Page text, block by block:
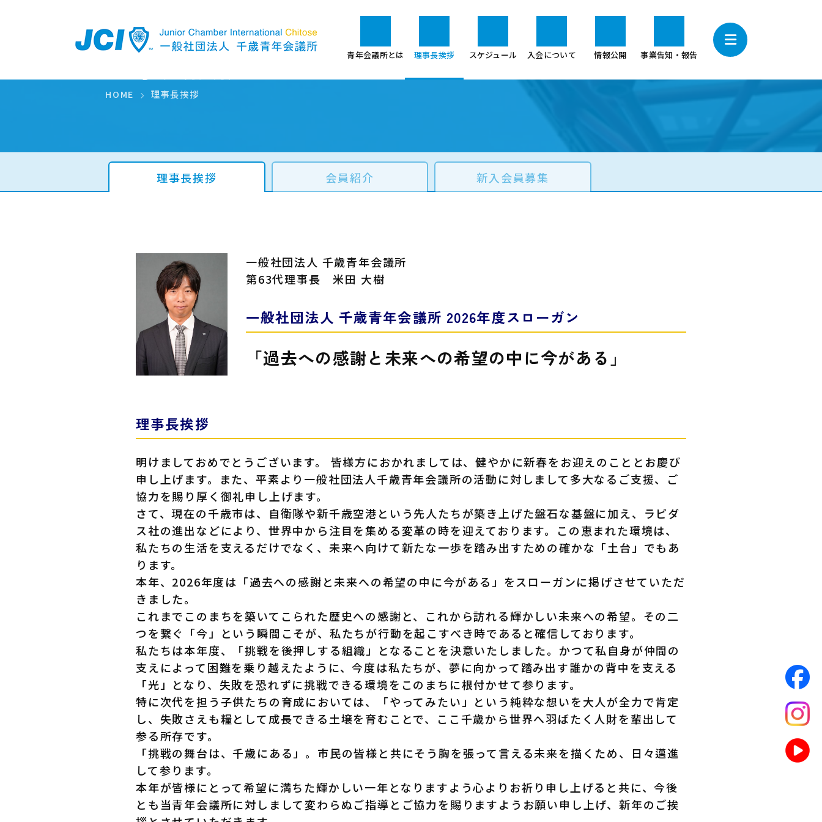
青年会議所とは 理事長挨拶 スケジュール 入会について 情報公開 事業告知・報告
理事長挨拶
HOME 理事長挨拶
理事長挨拶 会員紹介 新入会員募集
一般社団法人 千歳青年会議所
第63代理事長 米田 大樹
一般社団法人 千歳青年会議所 2026年度スローガン
「過去への感謝と未来への希望の中に今がある」
理事長挨拶
明けましておめでとうございます。 皆様方におかれましては、健やかに新春をお迎えのこととお慶び
申し上げます。また、平素より一般社団法人千歳青年会議所の活動に対しまして多大なるご支援、ご
協力を賜り厚く御礼申し上げます。
さて、現在の千歳市は、自衛隊や新千歳空港という先人たちが築き上げた盤石な基盤に加え、ラピダ
ス社の進出などにより、世界中から注目を集める変革の時を迎えております。この恵まれた環境は、
私たちの生活を支えるだけでなく、未来へ向けて新たな一歩を踏み出すための確かな「土台」でもあ
ります。
本年、2026年度は「過去への感謝と未来への希望の中に今がある」をスローガンに掲げさせていただ
きました。
これまでこのまちを築いてこられた歴史への感謝と、これから訪れる輝かしい未来への希望。その二
つを繋ぐ「今」という瞬間こそが、私たちが行動を起こすべき時であると確信しております。
私たちは本年度、「挑戦を後押しする組織」となることを決意いたしました。かつて私自身が仲間の
支えによって困難を乗り越えたように、今度は私たちが、夢に向かって踏み出す誰かの背中を支える
「光」となり、失敗を恐れずに挑戦できる環境をこのまちに根付かせて参ります。
特に次代を担う子供たちの育成においては、「やってみたい」という純粋な想いを大人が全力で肯定
し、失敗さえも糧として成長できる土壌を育むことで、ここ千歳から世界へ羽ばたく人財を輩出して
参る所存です。
「挑戦の舞台は、千歳にある」。市民の皆様と共にそう胸を張って言える未来を描くため、日々邁進
して参ります。
本年が皆様にとって希望に満ちた輝かしい一年となりますよう心よりお祈り申し上げると共に、今後
とも当青年会議所に対しまして変わらぬご指導とご協力を賜りますようお願い申し上げ、新年のご挨